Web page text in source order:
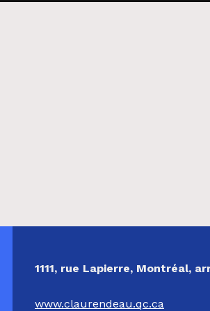
1111, rue Lapierre, Montréal,
www.claurendeau.qc.ca